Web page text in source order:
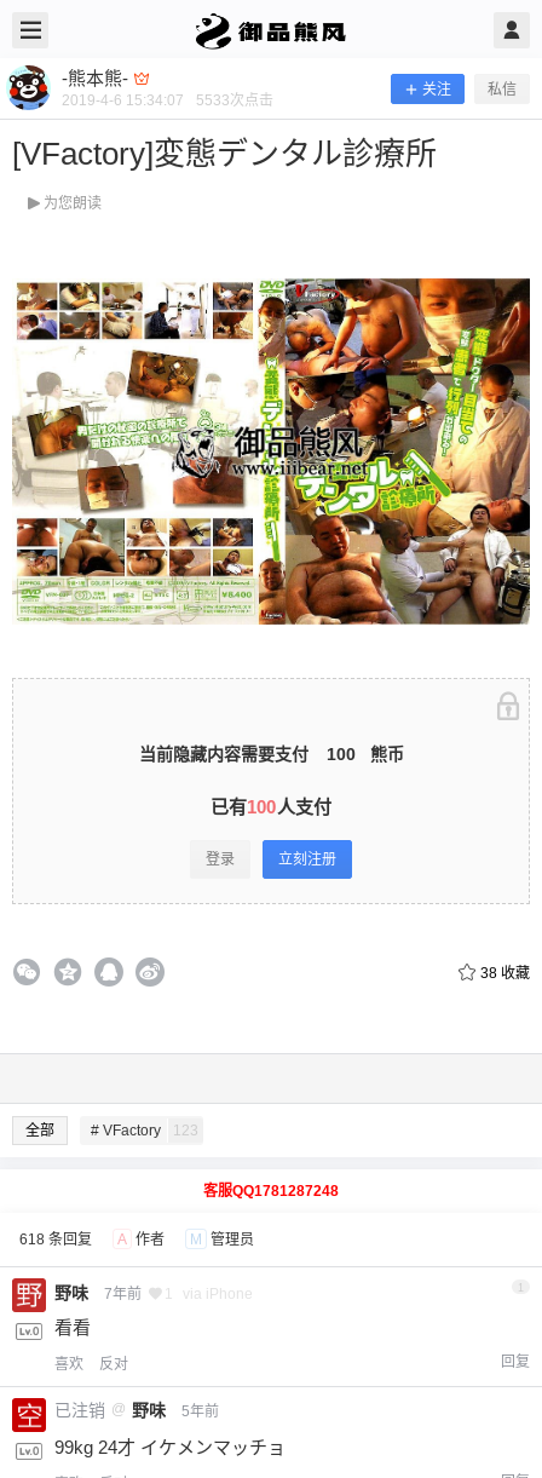
-熊本熊-
2019-4-6 15:34:07 5533次点击
关注 私信
[VFactory]変態デンタル診療所
为您朗读
当前隐藏内容需要支付 100 熊币
已有100人支付
登录 立刻注册
38 收藏
全部 # VFactory 123
-熊本熊- @ 御品熊风 2019/4/06
[VFactory]変態デンタル診療所
当前隐藏内容需要支付100熊币 已有100人支付 登
录立刻注册 0 收藏
客服QQ1781287248
618 条回复 A 作者 M 管理员
野味 7年前 1 via iPhone 1
看看
喜欢 反对 回复
已注销 @ 野味 5年前
99kg 24才 イケメンマッチョ